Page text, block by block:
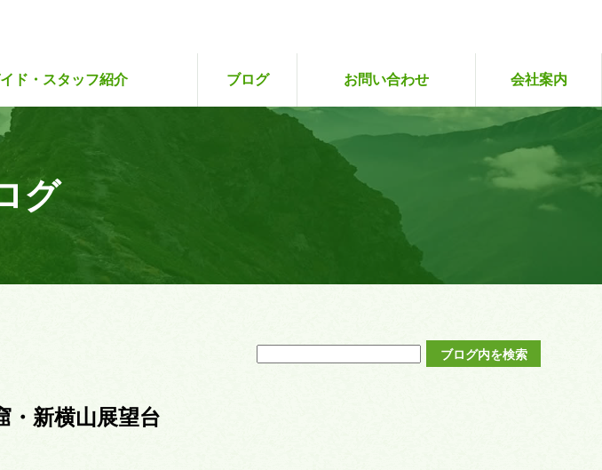
ド・スタッフ紹介 ブログ
ツアーレポート
専攻販売状況（企
お客さまの声
お問い合わせ
ツアー予約
初めての方
２回目～
ツアーにご参加いただいた皆さまへ
会社案内
旅行業約款
サイト・プライバシーポ
グ
・新横山展望台